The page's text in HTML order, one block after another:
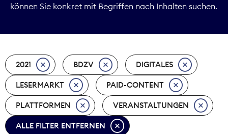
Marktdaten
Nachhaltigkeit
Nachwuchs
Nova Award
können Sie konkret mit Begriffen nach Inhalten suchen.
2021 BDZV DIGITALES
LESERMARKT PAID-CONTENT
PLATTFORMEN VERANSTALTUNGEN
ALLE FILTER ENTFERNEN